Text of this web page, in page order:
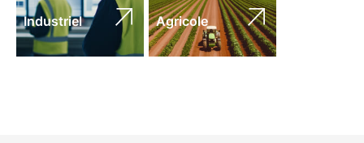
Industriel Agricole